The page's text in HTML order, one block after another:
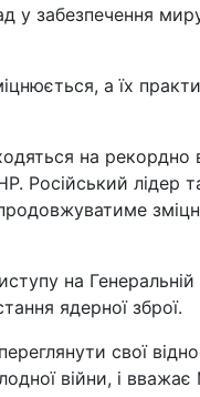
забезпечення миру
а їх
на рекордно
Російський лідер
на
ядерної зброї.
свої
війни, і